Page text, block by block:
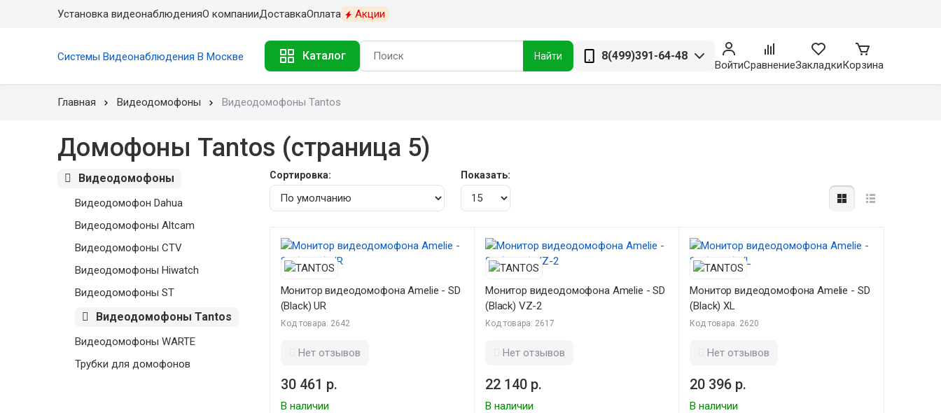
Установка видеонаблюденияО компанииДоставкаОплата Акции
Системы Видеонаблюдения В Москве Каталог Найти 8(499)391-64-48
ВойтиСравнениеЗакладкиКорзина
Главная Видеодомофоны Видеодомофоны Tantos
Домофоны Tantos (страница 5)
Видеодомофоны
Видеодомофон Dahua
Видеодомофоны Altcam
Видеодомофоны CTV
Видеодомофоны Hiwatch
Видеодомофоны ST
Видеодомофоны Tantos
Видеодомофоны WARTE
Трубки для домофонов
Сортировка: Показать:
Монитор видеодомофона Amelie - SD
(Black) UR
Код товара: 2642
Нет отзывов
30 461 р.
В наличии
Монитор видеодомофона Amelie - SD
(Black) VZ-2
Код товара: 2617
Нет отзывов
22 140 р.
В наличии
Монитор видеодомофона Amelie - SD
(Black) XL
Код товара: 2620
Нет отзывов
20 396 р.
В наличии